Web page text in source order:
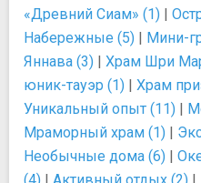
«Древний Сиам» (1) |
Набережные (5) | Мини-
Яннава (3) | Храм Шри
юник-тауэр (1) | Храм
Уникальный опыт (11) |
Мраморный храм (1) |
Необычные дома (6) |